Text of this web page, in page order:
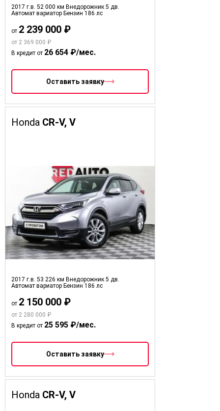
2017 г.в. 52 000 км Внедорожник 5 дв.
Автомат вариатор Бензин 186 лс
от 2 239 000 ₽
от 2 369 000 ₽
В кредит от 26 654 ₽/мес.
Оставить заявку
Honda CR-V, V
2017 г.в. 53 226 км Внедорожник 5 дв.
Автомат вариатор Бензин 186 лс
от 2 150 000 ₽
от 2 280 000 ₽
В кредит от 25 595 ₽/мес.
Оставить заявку
Honda CR-V, V